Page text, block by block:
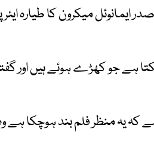
میکرون کا طیارہ
ہے جو کھڑے ہوئے ہیں اور
یہ منظر فلم بند ہوچکا ہے